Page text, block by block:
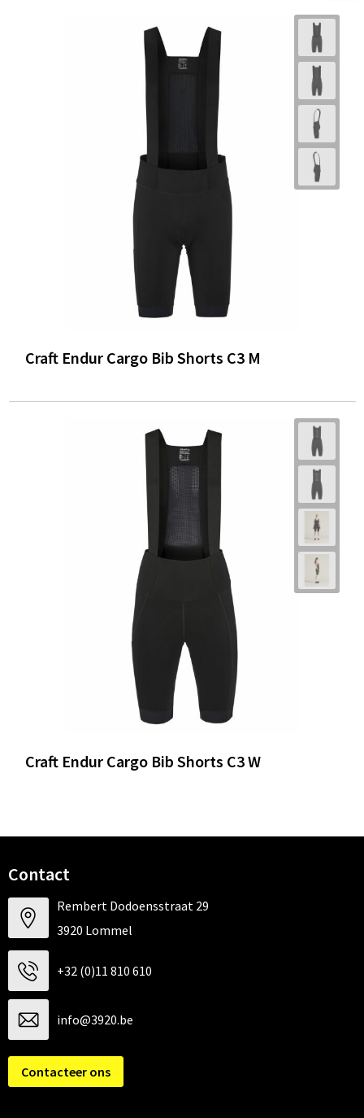
Craft Endur Cargo Bib Shorts C3 M
Craft Endur Cargo Bib Shorts C3 W
Contact
Rembert Dodoensstraat 29
3920 Lommel
+32 (0)11 810 610
info@3920.be
Contacteer ons